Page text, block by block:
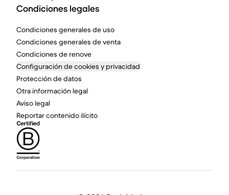
Condiciones legales
Condiciones generales de uso
Condiciones generales de venta
Condiciones de renove
Configuración de cookies y privacidad
Protección de datos
Otra información legal
Aviso legal
Reportar contenido ilícito